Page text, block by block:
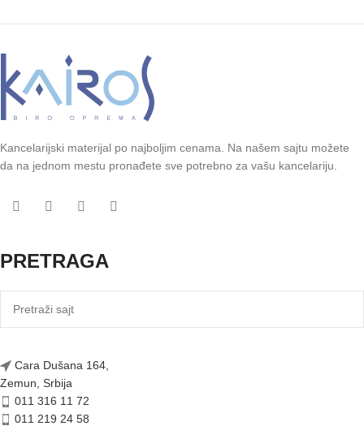
Kancelarijski materijal po najboljim cenama. Na našem sajtu možete
da na jednom mestu pronađete sve potrebno za vašu kancelariju.
PRETRAGA
Cara Dušana 164,
Zemun, Srbija
011 316 11 72
011 219 24 58